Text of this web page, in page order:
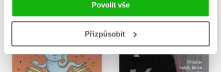
Povolit vše
Přizpůsobit